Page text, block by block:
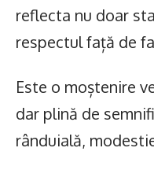
reflecta nu doar
respectul față de
Este o moștenire
dar plină de
rânduială,